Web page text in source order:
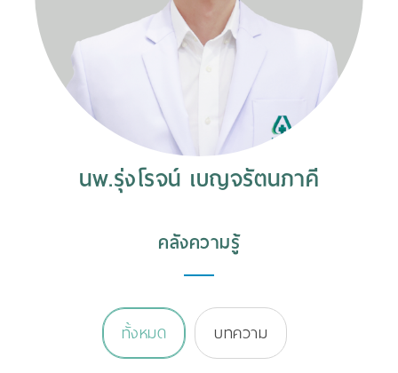
นพ.รุ่งโรจน์ เบญจรัตนภาคี
คลังความรู้
ทั้งหมด บทความ